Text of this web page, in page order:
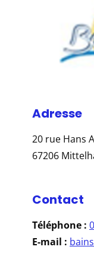
Adresse
20 rue Hans
67206
Contact
Téléphone :
E-mail :